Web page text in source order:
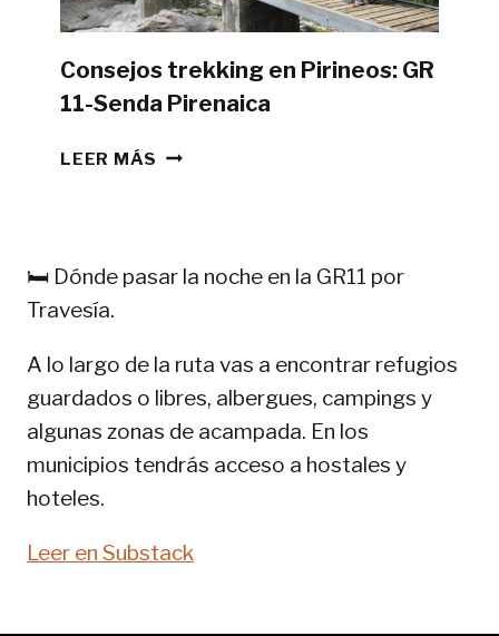
Consejos trekking en Pirineos: GR
11-Senda Pirenaica
LEER MÁS CONSEJOS
11-
🛏️ Dónde pasar la noche en la GR11 por
Travesía.
A lo largo de la ruta vas a encontrar refugios
guardados o libres, albergues, campings y
algunas zonas de acampada. En los
municipios tendrás acceso a hostales y
hoteles.
Leer en Substack